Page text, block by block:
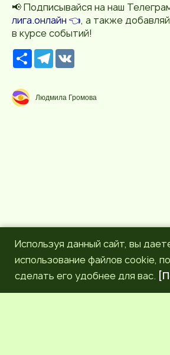
📢 Подписывайся на наш
лига.онлайн 👈, а также
в курсе событий!
Р
е
р
с
T
e
r
Людмила Громова
Используя данный сайт, вы
использование файлов cookie,
сделать его удобнее для вас.